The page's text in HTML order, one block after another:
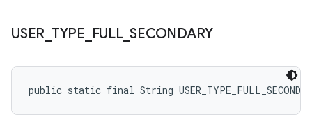
USER TYPE FULL_SECONDARY
public static final String